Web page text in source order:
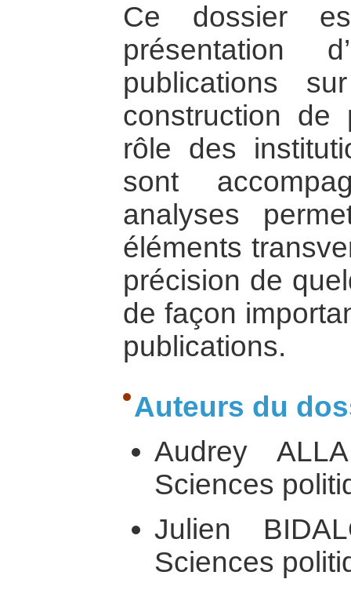
Ce dossier
présentation
publications
construction
rôle des
sont
analyses
éléments
précision de
de façon
publications.
Auteurs du
Audrey
Sciences
Julien
Sciences